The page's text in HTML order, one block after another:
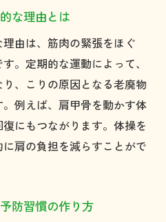
な理由とは
由は、筋肉の緊張をほぐ
。定期的な運動によって、
、こりの原因となる老廃物
例えば、肩甲骨を動かす体
にもつながります。体操を
肩の負担を減らすことがで
防習慣の作り方